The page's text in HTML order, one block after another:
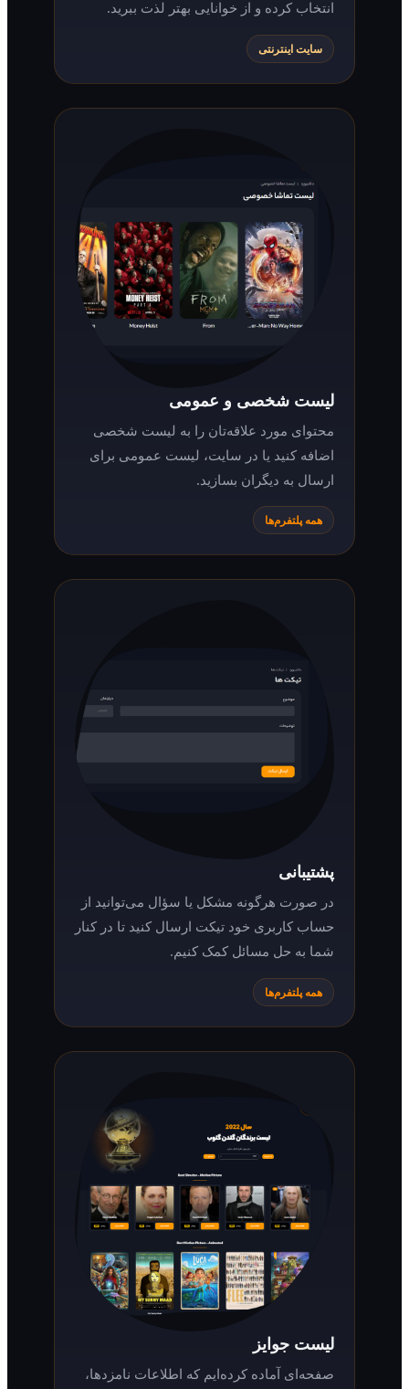
انتخاب کرده و از خوانایی بهتر لذت ببرید.
سایت اینترنتی
لیست شخصی و عمومی
محتوای مورد علاقه‌تان را به لیست شخصی
اضافه کنید یا در سایت، لیست عمومی برای
ارسال به دیگران بسازید.
همه پلتفرم‌ها
پشتیبانی
در صورت هرگونه مشکل یا سؤال می‌توانید از
حساب کاربری خود تیکت ارسال کنید تا در کنار
شما به حل مسائل کمک کنیم.
همه پلتفرم‌ها
لیست جوایز
صفحه‌ای آماده کرده‌ایم که اطلاعات نامزدها،